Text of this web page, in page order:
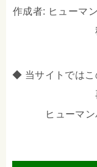
作成者: ヒューマ
◆ 当サイトではこ
ヒューマ